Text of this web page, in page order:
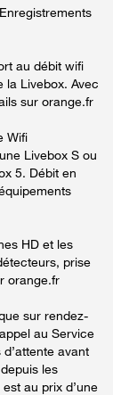
au débit wifi
la Livebox. Avec
sur orange.fr
Wifi
Livebox S ou
5. Débit en
HD et les
prise
orange.fr
sur rendez-
au Service
avant
les
au prix d’une